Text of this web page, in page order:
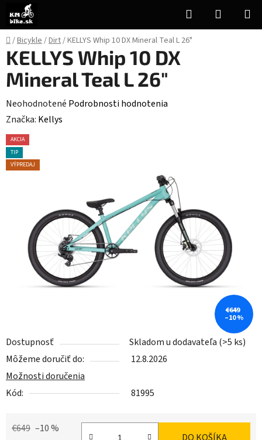
obsah
Hľadať
KOŠÍK
Domov
/Bicykle/Dirt/KELLYS Whip 10 DX Mineral Teal L 26"
Dostupnosť Skladom u dodavateľa (>5 ks)
Môžeme doručiť do:
12.8.2026
Možnosti doručenia
Kód:
81995
€649 –10 %
KELLYS Whip 10 DX
Mineral Teal L 26"
Priemerné
hodnotenie
produktu
je
0,0
hviezdičiek.
Neohodnotené Podrobnosti hodnotenia
Značka: Kellys
AKCIA
TIP
VÝPREDAJ
€649
–10 %